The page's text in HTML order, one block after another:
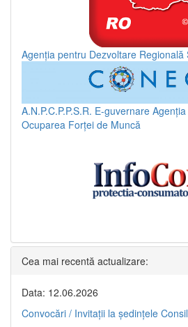
Agenția pentru Dezvoltare Regională
A.N.P.C.P.P.S.R. E-guvernare
Ocuparea Forței de Muncă
Cea mai recentă actualizare:
Data: 12.06.2026
Convocări / Invitaţii la şedinţele